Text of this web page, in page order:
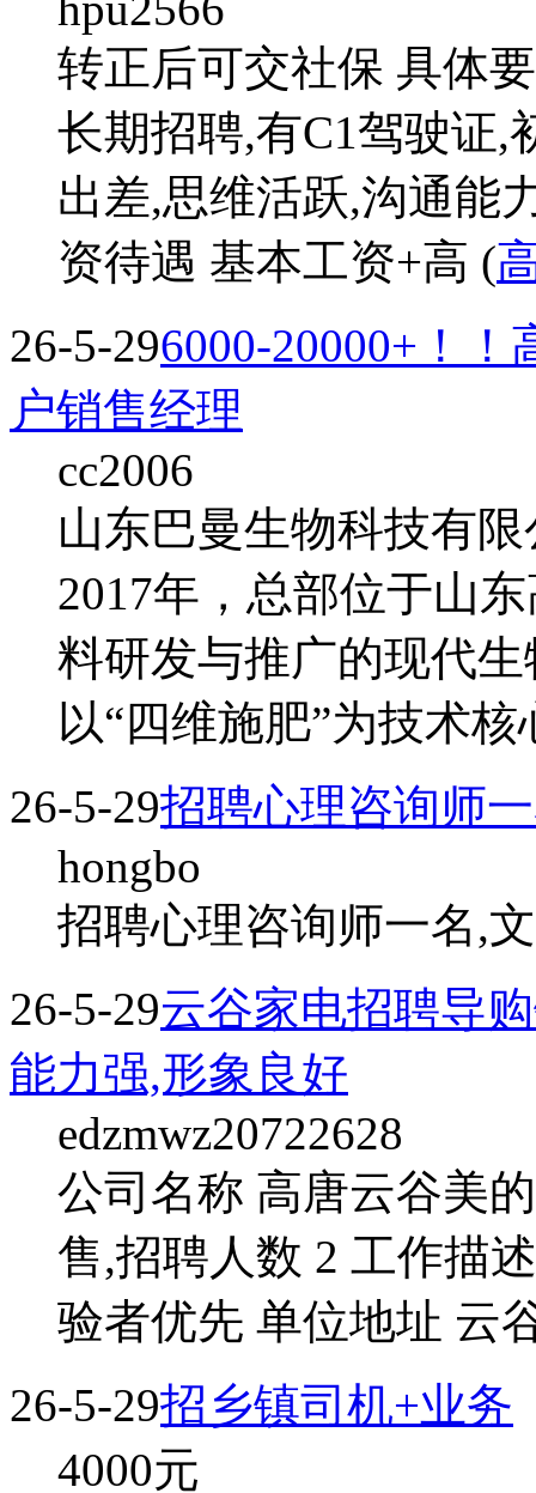
转正后可交社保 具体
长期招聘,有C1驾驶证,
出差,思维活跃,沟通能
资待遇 基本工资+高 (
26-5-296000-20000+！
户销售经理
cc2006
山东巴曼生物科技有
2017年，总部位于山
料研发与推广的现代
以“四维施肥”为技术
26-5-29招聘心理咨询师
hongbo
招聘心理咨询师一名,
26-5-29云谷家电招聘导
能力强,形象良好
edzmwz20722628
公司名称 高唐云谷美
售,招聘人数 2 工作描
验者优先 单位地址 云
26-5-29招乡镇司机+业务
4000元